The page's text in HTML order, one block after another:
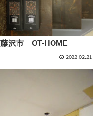
藤沢市 OT-HOME
2022.02.21